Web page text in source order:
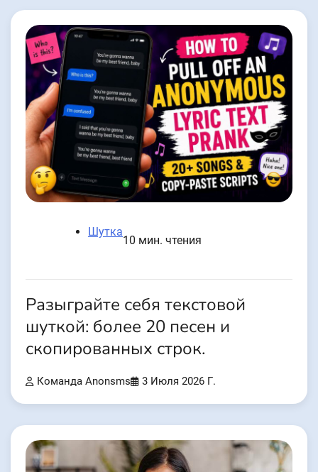
Шутка
10 мин. чтения
Разыграйте себя текстовой
шуткой: более 20 песен и
скопированных строк.
Команда Anonsms 3 Июля 2026 Г.